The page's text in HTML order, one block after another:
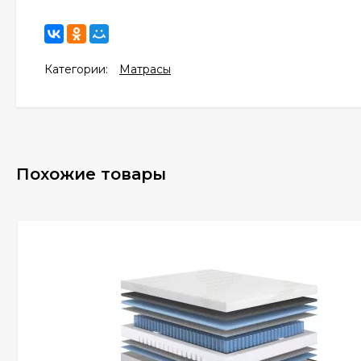
Категории: Матрасы
Похожие товары